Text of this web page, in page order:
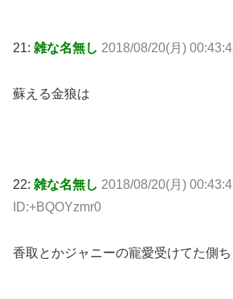
21: 雑な名無し 2018/08/20(月)
蘇える金狼は
22: 雑な名無し 2018/08/20(月)
ID:+BQOYzmr0
香取とかジャニーの寵愛受けてた側